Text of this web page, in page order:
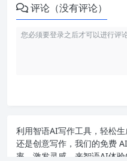
评论（没有评论）
利用智语AI写作工具，轻松
还是创意写作，我们的免费
率，激发灵感。来智语AI体验